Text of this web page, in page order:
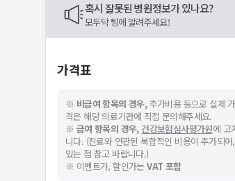
혹시 잘못된 병원정보가 있나요?
모두닥 팀에 알려주세요!
가격표
※ 비급여 항목의 경우,추가비용 등으로 실제
격은 해당 의료기관에 직접 문의해주세요.
※ 급여 항목의 경우, 건강보험심사평가원에 고
니다. (진료와 연관된 복합적인 비용이 추가되
있는 점 참고 바랍니다.)
※ 이벤트가, 할인가는VAT 포함